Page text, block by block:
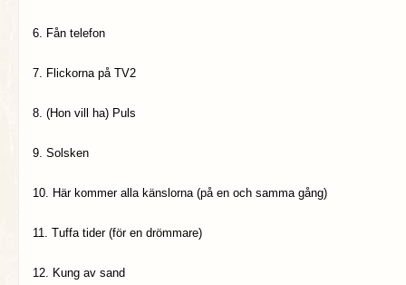
6. Fån telefon
7. Flickorna på TV2
8. (Hon vill ha) Puls
9. Solsken
10. Här kommer alla känslorna (på en och samma gång)
11. Tuffa tider (för en drömmare)
12. Kung av sand